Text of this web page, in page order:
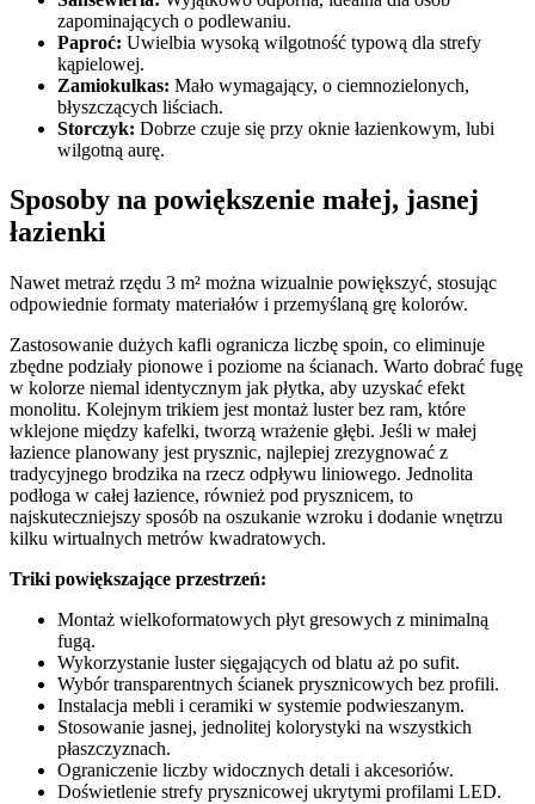
zapominających o podlewaniu.
Paproć: Uwielbia wysoką wilgotność typową dla strefy
kąpielowej.
Zamiokulkas: Mało wymagający, o ciemnozielonych,
błyszczących liściach.
Storczyk: Dobrze czuje się przy oknie łazienkowym, lubi
wilgotną aurę.
Sposoby na powiększenie małej, jasnej
łazienki
Nawet metraż rzędu 3 m² można wizualnie powiększyć, stosując
odpowiednie formaty materiałów i przemyślaną grę kolorów.
Zastosowanie dużych kafli ogranicza liczbę spoin, co eliminuje
zbędne podziały pionowe i poziome na ścianach. Warto dobrać fugę
w kolorze niemal identycznym jak płytka, aby uzyskać efekt
monolitu. Kolejnym trikiem jest montaż luster bez ram, które
wklejone między kafelki, tworzą wrażenie głębi. Jeśli w małej
łazience planowany jest prysznic, najlepiej zrezygnować z
tradycyjnego brodzika na rzecz odpływu liniowego. Jednolita
podłoga w całej łazience, również pod prysznicem, to
najskuteczniejszy sposób na oszukanie wzroku i dodanie wnętrzu
kilku wirtualnych metrów kwadratowych.
Triki powiększające przestrzeń:
Montaż wielkoformatowych płyt gresowych z minimalną
fugą.
Wykorzystanie luster sięgających od blatu aż po sufit.
Wybór transparentnych ścianek prysznicowych bez profili.
Instalacja mebli i ceramiki w systemie podwieszanym.
Stosowanie jasnej, jednolitej kolorystyki na wszystkich
płaszczyznach.
Ograniczenie liczby widocznych detali i akcesoriów.
Doświetlenie strefy prysznicowej ukrytymi profilami LED.